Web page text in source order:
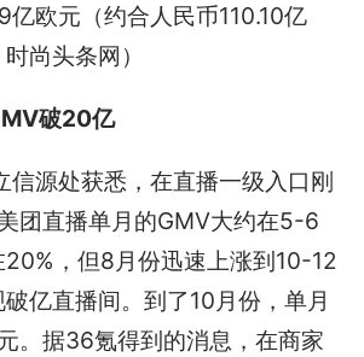
亿欧元（约合人民币110.10亿
尚头条网）
破20亿
信源处获悉，在直播一级入口刚
团直播单月的GMV大约在5-6
，但8月份迅速上涨到10-12
亿直播间。到了10月份，单月
。据36氪得到的消息，在商家